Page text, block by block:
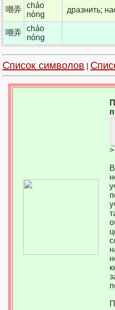
嘲弄 cháo
nòng
дразнить;
嘲弄 cháo
nòng
Список символов
>